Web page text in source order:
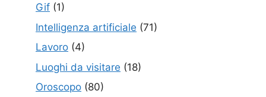
Gif (1)
Intelligenza artificiale (71)
Lavoro (4)
Luoghi da visitare (18)
Oroscopo (80)